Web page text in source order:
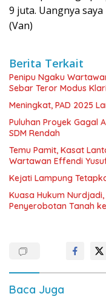
9 juta. Uangnya
(Van)
Berita Terkait
Penipu Ngaku
Sebar Teror Modus
Meningkat, PAD 2025
Puluhan Proyek Gagal
SDM Rendah
Temu Pamit, Kasat
Wartawan Effendi
Kejati Lampung
Kuasa Hukum
Penyerobotan Tanah
Baca Juga